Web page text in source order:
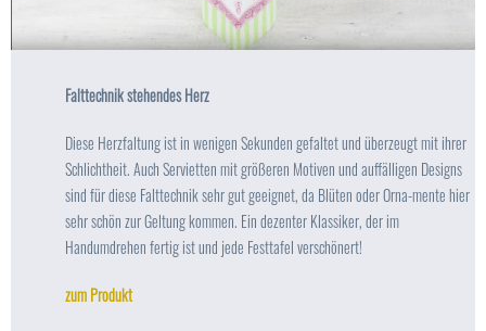
Falttechnik stehendes Herz
Diese Herzfaltung ist in wenigen Sekunden gefaltet und überzeugt mit ihrer
Schlichtheit. Auch Servietten mit größeren Motiven und auffälligen Designs
sind für diese Falttechnik sehr gut geeignet, da Blüten oder Orna-mente hier
sehr schön zur Geltung kommen. Ein dezenter Klassiker, der im
Handumdrehen fertig ist und jede Festtafel verschönert!
zum Produkt